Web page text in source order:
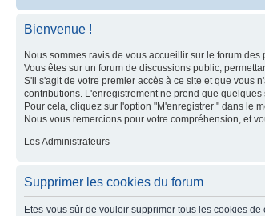
Bienvenue !
Nous sommes ravis de vous accueillir sur le forum des
Vous êtes sur un forum de discussions public,
S'il s'agit de votre premier accès à ce site et que vous
contributions. L'enregistrement ne prend que quelques
Pour cela, cliquez sur l'option "M'enregistrer " dans le
Nous vous remercions pour votre compréhension, et
Les Administrateurs
Supprimer les cookies du forum
Etes-vous sûr de vouloir supprimer tous les cookies de